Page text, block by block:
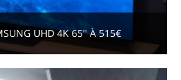
UHD 4K 65'' À 515€